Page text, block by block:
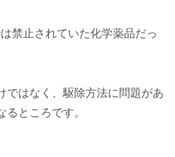
禁止されていた化学薬品だっ
ではなく、駆除方法に問題があ
るところです。